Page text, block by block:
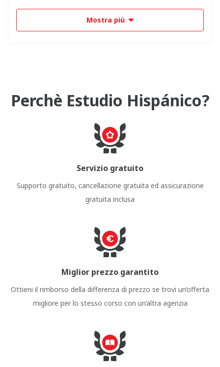
Mostra più
Perchè Estudio Hispánico?
Servizio gratuito
Supporto gratuito, cancellazione gratuita ed assicurazione
gratuita inclusa
Miglior prezzo garantito
Ottieni il rimborso della differenza di prezzo se trovi un’offerta
migliore per lo stesso corso con un’altra agenzia